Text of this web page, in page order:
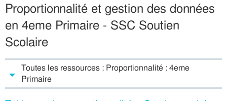
Proportionnalité et gestion des données
en 4eme Primaire - SSC Soutien
Scolaire
Toutes les ressources : Proportionnalité : 4eme
Primaire